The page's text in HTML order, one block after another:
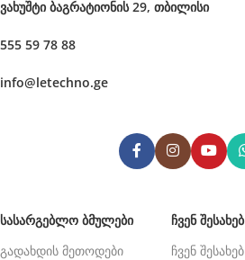
ვახუშტი ბაგრატიონის 29, თბილისი
555 59 78 88
info@letechno.ge
ᲡᲐᲡᲐᲠᲒᲔᲑᲚᲝ ᲑᲛᲣᲚᲔᲑᲘ
გადახდის მეთოდები
ᲩᲕᲔᲜ ᲨᲔᲡᲐᲮᲔᲑ
ჩვენ შესახებ